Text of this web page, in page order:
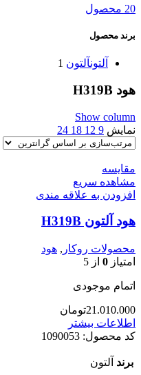
20 محصول
برند محصول
آلتونآلتون 1
هود H319B
Show column
نمایش 9
12
18
24
مقایسه
مشاهده سریع
افزودن به علاقه مندی
هود آلتون H319B
محصولات روکار , هود
امتیاز 0 از 5
اتمام موجودی
21.010.000تومان
اطلاعات بیشتر
کد محصول: 1090053
برند آلتون